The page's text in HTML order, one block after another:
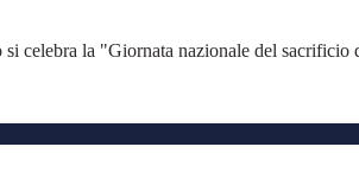
celebra la "Giornata nazionale del